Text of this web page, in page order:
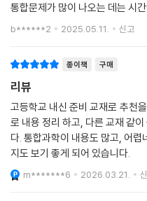
통합문제가 많이 나오는 데는 시
b******2 2025.05.11. 신고
종이책 구매
리뷰
고등학교 내신 준비 교재로 추천
로 내용 정리 하고, 다른 교재 같
다. 통합과학이 내용도 많고, 어
지도 보기 좋게 되어 있습니다.
m*******6 2026.03.21.